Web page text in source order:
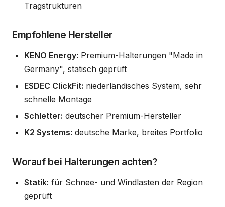
Tragstrukturen
Empfohlene Hersteller
KENO Energy: Premium-Halterungen "Made in
Germany", statisch geprüft
ESDEC ClickFit: niederländisches System, sehr
schnelle Montage
Schletter: deutscher Premium-Hersteller
K2 Systems: deutsche Marke, breites Portfolio
Worauf bei Halterungen achten?
Statik: für Schnee- und Windlasten der Region
geprüft